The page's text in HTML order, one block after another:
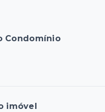
Condomínio
imóvel